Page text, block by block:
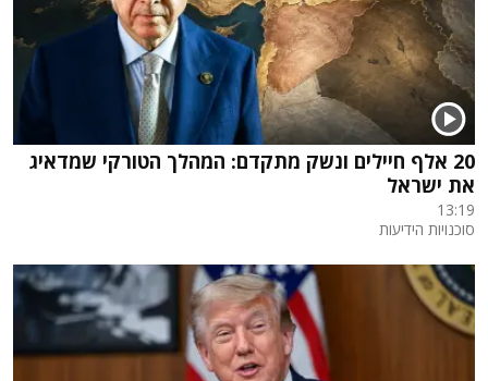
20 אלף חיילים ונשק מתקדם: המהלך הטורקי שמדאיג
את ישראל
13:19
סוכנויות הידיעות